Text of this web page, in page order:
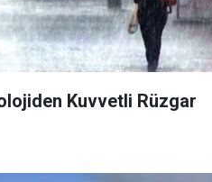
Kuvvetli Rüzgar